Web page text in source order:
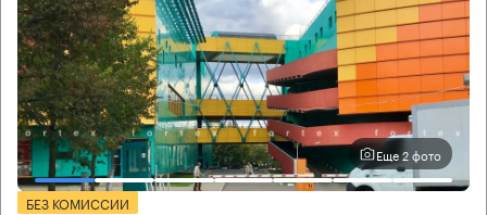
Еще 2 фото
БЕЗ КОМИССИИ